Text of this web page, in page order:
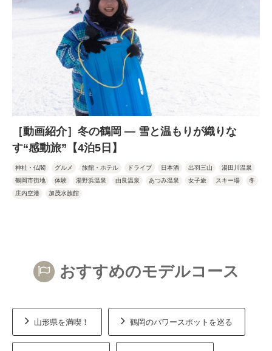
［動画紹介］冬の鶴岡 — 雪と温もりが織りな
す“感動旅”【4泊5日】
神社・仏閣 グルメ 旅館・ホテル ドライブ 日本酒 出羽三山
湯田川温泉
鶴岡市街地
体験 湯野浜温泉 由良温泉 あつみ温泉 女子旅 スキー場
冬
庄内空港
加茂水族館
おすすめのモデルコース
山形県を満喫！ 鶴岡のパワースポットを巡る